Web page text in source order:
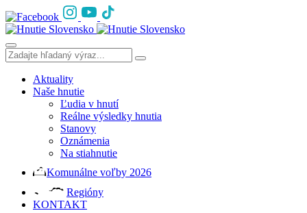
Aktuality
Naše hnutie
Ľudia v hnutí
Reálne výsledky hnutia
Stanovy
Oznámenia
Na stiahnutie
Komunálne voľby 2026
Regióny
KONTAKT